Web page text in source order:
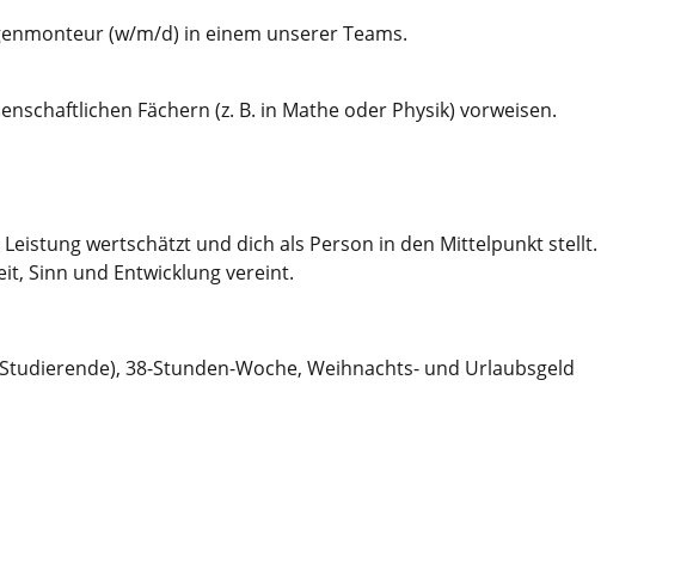
(w/m/d) in einem unserer Teams.
Fächern (z. B. in Mathe oder Physik) vorweisen.
wertschätzt und dich als Person in den Mittelpunkt stellt.
Sinn und Entwicklung vereint.
38-Stunden-Woche, Weihnachts- und Urlaubsgeld